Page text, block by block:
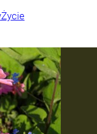
Życie